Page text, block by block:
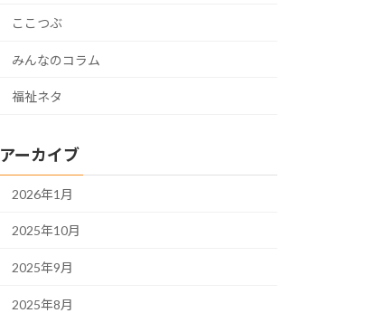
ここつぶ
みんなのコラム
福祉ネタ
アーカイブ
2026年1月
2025年10月
2025年9月
2025年8月